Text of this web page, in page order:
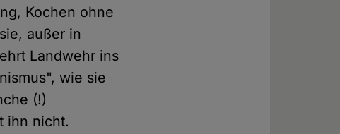
Kochen ohne
außer in
Landwehr ins
wie sie
(!)
ihn nicht.